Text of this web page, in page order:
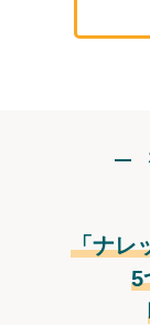
「ナレ
5